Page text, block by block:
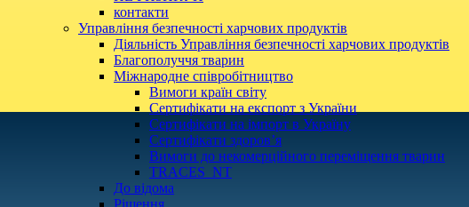
контакти
Управління безпечності харчових продуктів
Діяльність Управління безпечності харчових продуктів
Благополуччя тварин
Міжнародне співробітництво
Вимоги країн світу
Сертифікати на експорт з України
Сертифікати на імпорт в Україну
Сертифікати здоров’я
Вимоги до некомерційного переміщення тварин
TRACES_NT
До відома
Рішення